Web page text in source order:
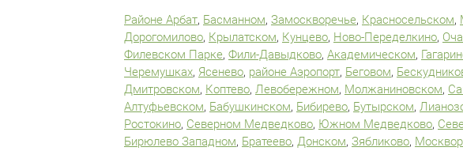
Районе Арбат, Басманном, Замоскворечье, Красносельском,
Дорогомилово, Крылатском, Кунцево, Ново-Переделкино,
Филевском Парке, Фили-Давыдково, Академическом,
Черемушках, Ясенево, районе Аэропорт, Беговом,
Дмитровском, Коптево, Левобережном, Молжаниновском,
Алтуфьевском, Бабушкинском, Бибирево, Бутырском,
Ростокино, Северном Медведково, Южном Медведково,
Бирюлево Западном, Братеево, Донском, Зябликово,